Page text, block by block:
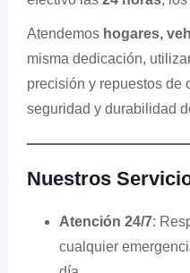
Atendemos hogares,
misma dedicación,
precisión y repuestos de
seguridad y durabilidad
Nuestros
Atención 24/7:
cualquier